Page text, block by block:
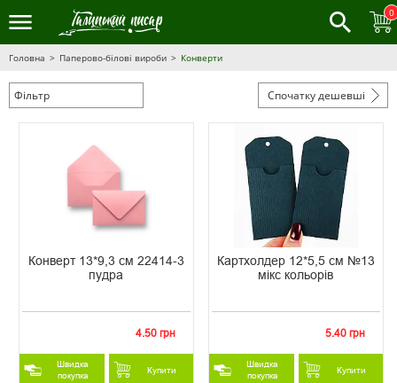
0
Головна Паперово-білові вироби Конверти
Фільтр Спочатку дешевші
Конверт 13*9,3 см 22414-3
пудра
4.50 грн
Швидка
покупка
Купити
Картхолдер 12*5,5 см №13
мікс кольорів
5.40 грн
Швидка
покупка
Купити